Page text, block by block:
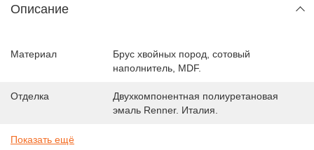
Описание
Материал
Брус хвойных пород, сотовый
наполнитель, MDF.
Отделка
Двухкомпонентная полиуретановая
эмаль Renner. Италия.
Показать ещё